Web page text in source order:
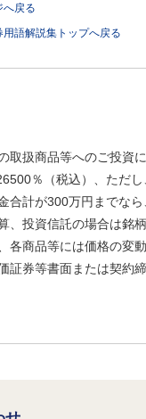
へ戻る
用語解説集トップへ戻る
取扱商品等へのご投資
％（税込）、ただ
合計が300万円までな
、投資信託の場合は銘
各商品等には価格の変
証券等書面または契約